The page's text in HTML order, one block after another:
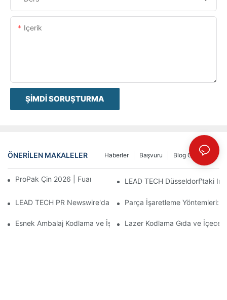
Içerik
ŞIMDI SORUŞTURMA
ÖNERILEN MAKALELER Blog Gönderisi
Başvuru
Haberler
ProPak Çin 2026 | Fuar Biter, Hizmetimiz Bitmez
LEAD TECH Düsseldorf'taki
LEAD TECH PR Newswire'da yer aldı: Interpack 2026
Parça İşaretleme Yöntemleri:
Esnek Ambalaj Kodlama ve İşaretleme İçin En İyi Teknolojileri
Lazer Kodlama Gıda ve